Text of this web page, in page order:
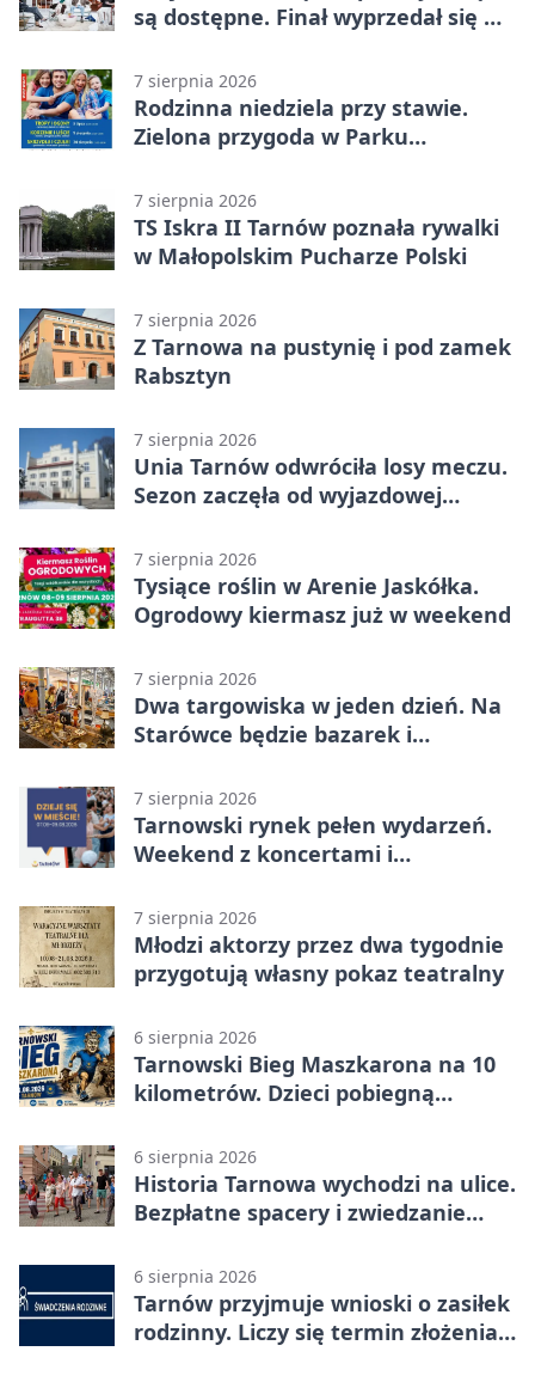
są dostępne. Finał wyprzedał się w
7 sierpnia 2026
Rodzinna niedziela przy stawie.
Zielona przygoda w Parku
7 sierpnia 2026
TS Iskra II Tarnów poznała rywalki
w Małopolskim Pucharze Polski
7 sierpnia 2026
Z Tarnowa na pustynię i pod zamek
Rabsztyn
7 sierpnia 2026
Unia Tarnów odwróciła losy meczu.
Sezon zaczęła od wyjazdowej
7 sierpnia 2026
Tysiące roślin w Arenie Jaskółka.
Ogrodowy kiermasz już w weekend
7 sierpnia 2026
Dwa targowiska w jeden dzień. Na
Starówce będzie bazarek i
7 sierpnia 2026
Tarnowski rynek pełen wydarzeń.
Weekend z koncertami i
7 sierpnia 2026
Młodzi aktorzy przez dwa tygodnie
przygotują własny pokaz teatralny
6 sierpnia 2026
Tarnowski Bieg Maszkarona na 10
kilometrów. Dzieci pobiegną
6 sierpnia 2026
Historia Tarnowa wychodzi na ulice.
Bezpłatne spacery i zwiedzanie
6 sierpnia 2026
Tarnów przyjmuje wnioski o zasiłek
rodzinny. Liczy się termin złożenia